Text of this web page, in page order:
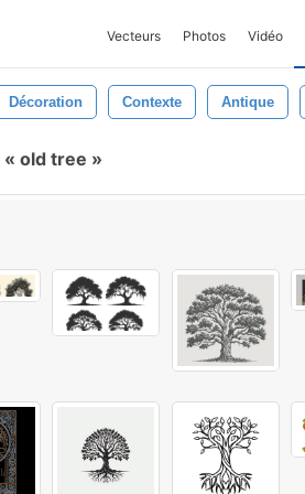
Vecteurs Photos Vidéo
Décoration Contexte Antique
old tree